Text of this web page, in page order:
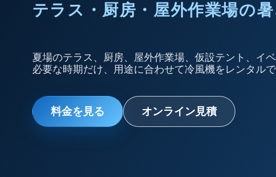
テラス・厨房・屋外作業場の暑
夏場のテラス、厨房、屋外作業場、仮設テント、イベ
必要な時期だけ、用途に合わせて冷風機をレンタルで
料金を見る オンライン見積